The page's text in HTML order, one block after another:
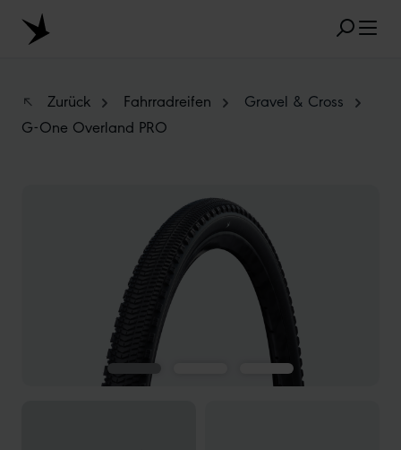
Zum Hauptinhalt springen
TUBELESS
RECYCLING
UNPLATTBAR
GRÖSSENBEZEICHNUNG
AEROTHAN
Zurück Fahrradreifen
Gravel & Cross
G-One Overland PRO